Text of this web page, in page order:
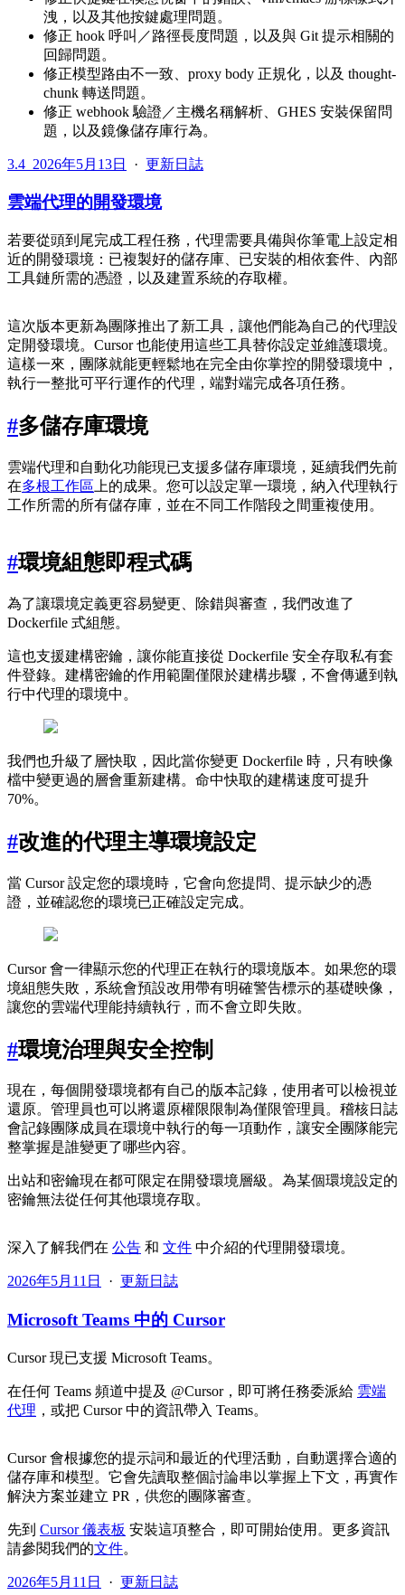
洩，以及其他按鍵處理問題。
修正 hook 呼叫／路徑長度問題，以及與 Git 提示相關的
回歸問題。
修正模型路由不一致、proxy body 正規化，以及 thought-
chunk 轉送問題。
修正 webhook 驗證／主機名稱解析、GHES 安裝保留問
題，以及鏡像儲存庫行為。
3.4 2026年5月13日 · 更新日誌
雲端代理的開發環境
若要從頭到尾完成工程任務，代理需要具備與你筆電上設定相
近的開發環境：已複製好的儲存庫、已安裝的相依套件、內部
工具鏈所需的憑證，以及建置系統的存取權。
這次版本更新為團隊推出了新工具，讓他們能為自己的代理設
定開發環境。Cursor 也能使用這些工具替你設定並維護環境。
這樣一來，團隊就能更輕鬆地在完全由你掌控的開發環境中，
執行一整批可平行運作的代理，端對端完成各項任務。
#多儲存庫環境
雲端代理和自動化功能現已支援多儲存庫環境，延續我們先前
在多根工作區 上的成果。您可以設定單一環境，納入代理執行
工作所需的所有儲存庫，並在不同工作階段之間重複使用。
#環境組態即程式碼
為了讓環境定義更容易變更、除錯與審查，我們改進了
Dockerfile 式組態。
這也支援建構密鑰，讓你能直接從 Dockerfile 安全存取私有套
件登錄。建構密鑰的作用範圍僅限於建構步驟，不會傳遞到執
行中代理的環境中。
我們也升級了層快取，因此當你變更 Dockerfile 時，只有映像
檔中變更過的層會重新建構。命中快取的建構速度可提升
70%。
#改進的代理主導環境設定
當 Cursor 設定您的環境時，它會向您提問、提示缺少的憑
證，並確認您的環境已正確設定完成。
Cursor 會一律顯示您的代理正在執行的環境版本。如果您的環
境組態失敗，系統會預設改用帶有明確警告標示的基礎映像，
讓您的雲端代理能持續執行，而不會立即失敗。
#環境治理與安全控制
現在，每個開發環境都有自己的版本記錄，使用者可以檢視並
還原。管理員也可以將還原權限限制為僅限管理員。稽核日誌
會記錄團隊成員在環境中執行的每一項動作，讓安全團隊能完
整掌握是誰變更了哪些內容。
出站和密鑰現在都可限定在開發環境層級。為某個環境設定的
密鑰無法從任何其他環境存取。
深入了解我們在 公告 和 文件 中介紹的代理開發環境。
2026年5月11日 · 更新日誌
Microsoft Teams 中的 Cursor
Cursor 現已支援 Microsoft Teams。
在任何 Teams 頻道中提及 @Cursor，即可將任務委派給 雲端
代理 ，或把 Cursor 中的資訊帶入 Teams。
Cursor 會根據您的提示詞和最近的代理活動，自動選擇合適的
儲存庫和模型。它會先讀取整個討論串以掌握上下文，再實作
解決方案並建立 PR，供您的團隊審查。
先到 Cursor 儀表板 安裝這項整合，即可開始使用。更多資訊
請參閱我們的文件。
2026年5月11日 · 更新日誌